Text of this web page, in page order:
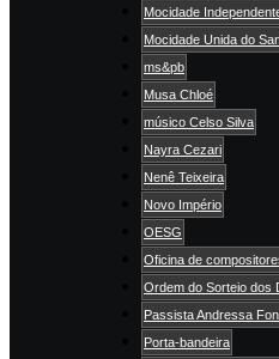
Mocidade
Mocidade Unida do
ms&pb
Musa Chloé
músico Celso Silva
Nayra Cezari
Nenê Teixeira
Novo Império
OESG
Oficina de
Ordem do Sorteio dos
Passista Andressa
Porta-bandeira